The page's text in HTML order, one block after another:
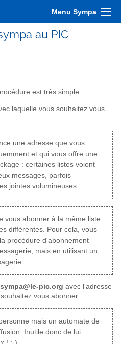
Menu Sympa
au PIC
est très simple :
laquelle vous souhaitez vous
une adresse que vous
et qui vous offre une
: certaines listes voient
messages, parfois
jointes volumineuses.
vous abonner à la même liste
différentes. Pour cela, vous
procédure d'abonnement
mais en utilisant un
pic.org avec l'adresse
vous abonner.
mais un automate de
Inutile donc de lui